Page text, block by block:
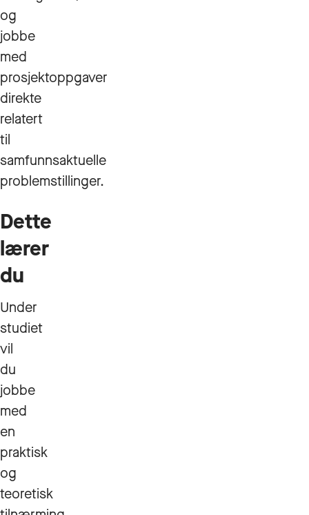
og
jobbe
med
prosjektoppgaver
direkte
relatert
til
samfunnsaktuelle
problemstillinger.
Dette
lærer
du
Under
studiet
vil
du
jobbe
med
en
praktisk
og
teoretisk